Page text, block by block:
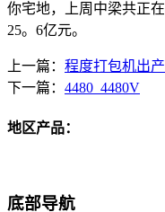
你宅地，上周中梁共正
25。6亿元。
上一篇： 程度打包机出
下一篇： 4480_4480V
地区产品：
底部导航